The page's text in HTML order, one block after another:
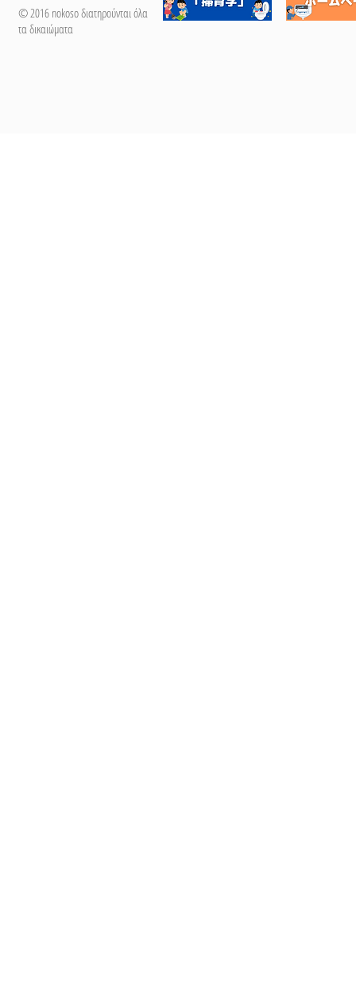
© 2016 nokoso διατηρούνται όλα
τα δικαιώματα